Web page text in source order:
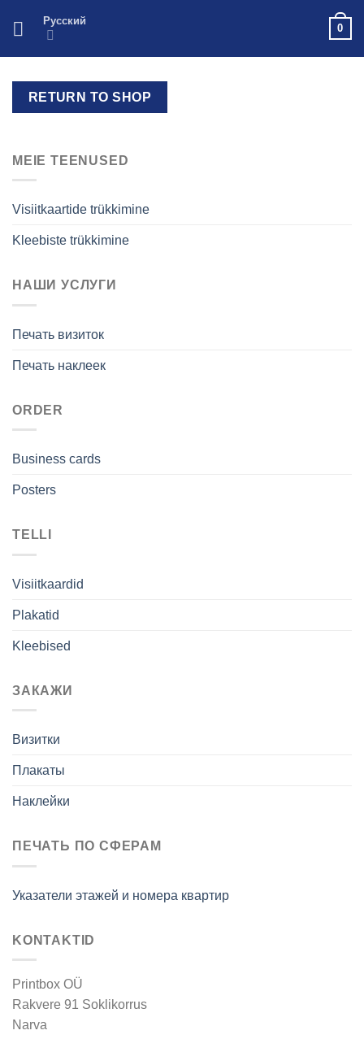
Русский
0
RETURN TO SHOP
MEIE TEENUSED
Visiitkaartide trükkimine
Kleebiste trükkimine
НАШИ УСЛУГИ
Печать визиток
Печать наклеек
ORDER
Business cards
Posters
TELLI
Visiitkaardid
Plakatid
Kleebised
ЗАКАЖИ
Визитки
Плакаты
Наклейки
ПЕЧАТЬ ПО СФЕРАМ
Указатели этажей и номера квартир
KONTAKTID
Printbox OÜ
Rakvere 91 Soklikorrus
Narva